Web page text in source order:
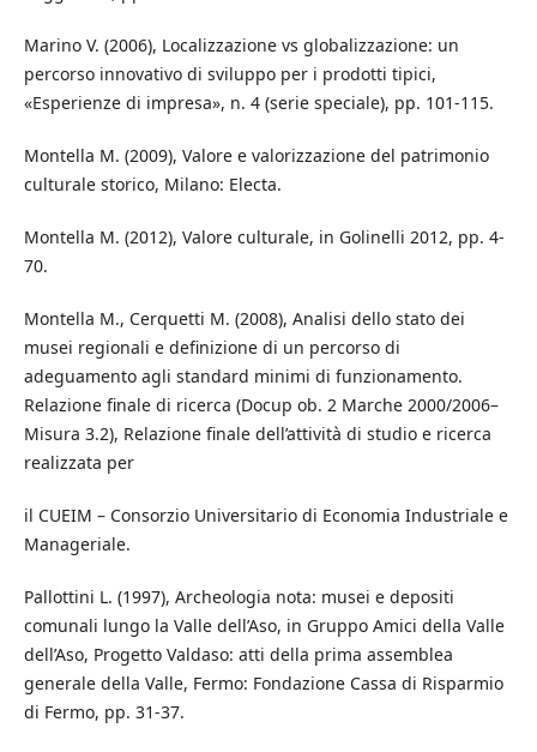
Marino V. (2006), Localizzazione vs globalizzazione: un
percorso innovativo di sviluppo per i prodotti tipici,
«Esperienze di impresa», n. 4 (serie speciale), pp. 101-115.
Montella M. (2009), Valore e valorizzazione del patrimonio
culturale storico, Milano: Electa.
Montella M. (2012), Valore culturale, in Golinelli 2012, pp. 4-
70.
Montella M., Cerquetti M. (2008), Analisi dello stato dei
musei regionali e definizione di un percorso di
adeguamento agli standard minimi di funzionamento.
Relazione finale di ricerca (Docup ob. 2 Marche 2000/2006–
Misura 3.2), Relazione finale dell’attività di studio e ricerca
realizzata per
il CUEIM – Consorzio Universitario di Economia Industriale e
Manageriale.
Pallottini L. (1997), Archeologia nota: musei e depositi
comunali lungo la Valle dell’Aso, in Gruppo Amici della Valle
dell’Aso, Progetto Valdaso: atti della prima assemblea
generale della Valle, Fermo: Fondazione Cassa di Risparmio
di Fermo, pp. 31-37.